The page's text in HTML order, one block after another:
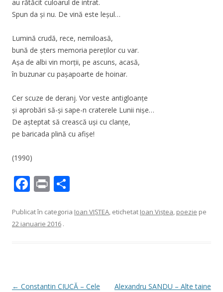
au rătăcit culoarul de intrat.
Spun da și nu. De vină este leșul…
Lumină crudă, rece, nemiloasă,
bună de șters memoria pereților cu var.
Așa de albi vin morții, pe ascuns, acasă,
în buzunar cu pașapoarte de hoinar.
Cer scuze de deranj. Vor veste antigloanțe
și aprobări să-și sape-n craterele Lunii nișe…
De așteptat să crească uși cu clanțe,
pe baricada plină cu afișe!
(1990)
F
e
b
k
Pr
t ta
Publicat în categoria Ioan VIŞTEA, etichetat Ioan Viştea, poezie pe
22 ianuarie 2016 .
Navigare
← Constantin CIUCĂ – Cele
Alexandru SANDU – Alte taine